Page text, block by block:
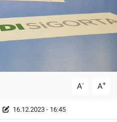
A- A+
16.12.2023 - 16:45